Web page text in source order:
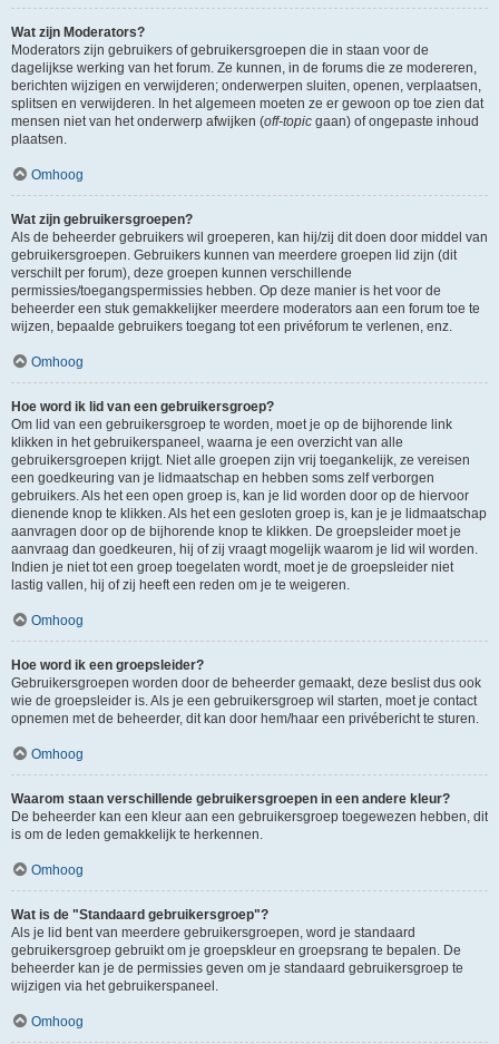
Wat zijn Moderators?
Moderators zijn gebruikers of gebruikersgroepen die in staan voor de
dagelijkse werking van het forum. Ze kunnen, in de forums die ze modereren,
berichten wijzigen en verwijderen; onderwerpen sluiten, openen, verplaatsen,
splitsen en verwijderen. In het algemeen moeten ze er gewoon op toe zien dat
mensen niet van het onderwerp afwijken (off-topic gaan) of ongepaste inhoud
plaatsen.
Omhoog
Wat zijn gebruikersgroepen?
Als de beheerder gebruikers wil groeperen, kan hij/zij dit doen door middel van
gebruikersgroepen. Gebruikers kunnen van meerdere groepen lid zijn (dit
verschilt per forum), deze groepen kunnen verschillende
permissies/toegangspermissies hebben. Op deze manier is het voor de
beheerder een stuk gemakkelijker meerdere moderators aan een forum toe te
wijzen, bepaalde gebruikers toegang tot een privéforum te verlenen, enz.
Omhoog
Hoe word ik lid van een gebruikersgroep?
Om lid van een gebruikersgroep te worden, moet je op de bijhorende link
klikken in het gebruikerspaneel, waarna je een overzicht van alle
gebruikersgroepen krijgt. Niet alle groepen zijn vrij toegankelijk, ze vereisen
een goedkeuring van je lidmaatschap en hebben soms zelf verborgen
gebruikers. Als het een open groep is, kan je lid worden door op de hiervoor
dienende knop te klikken. Als het een gesloten groep is, kan je je lidmaatschap
aanvragen door op de bijhorende knop te klikken. De groepsleider moet je
aanvraag dan goedkeuren, hij of zij vraagt mogelijk waarom je lid wil worden.
Indien je niet tot een groep toegelaten wordt, moet je de groepsleider niet
lastig vallen, hij of zij heeft een reden om je te weigeren.
Omhoog
Hoe word ik een groepsleider?
Gebruikersgroepen worden door de beheerder gemaakt, deze beslist dus ook
wie de groepsleider is. Als je een gebruikersgroep wil starten, moet je contact
opnemen met de beheerder, dit kan door hem/haar een privébericht te sturen.
Omhoog
Waarom staan verschillende gebruikersgroepen in een andere kleur?
De beheerder kan een kleur aan een gebruikersgroep toegewezen hebben, dit
is om de leden gemakkelijk te herkennen.
Omhoog
Wat is de "Standaard gebruikersgroep"?
Als je lid bent van meerdere gebruikersgroepen, word je standaard
gebruikersgroep gebruikt om je groepskleur en groepsrang te bepalen. De
beheerder kan je de permissies geven om je standaard gebruikersgroep te
wijzigen via het gebruikerspaneel.
Omhoog